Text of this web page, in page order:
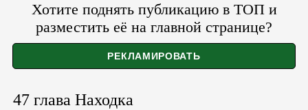
Хотите поднять публикацию в ТОП и
разместить её на главной странице?
47 глава Находка